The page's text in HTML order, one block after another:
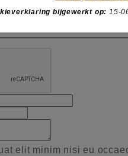
elit minim nisi eu
bijgewerkt op: 15-